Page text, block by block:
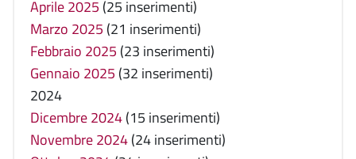
Aprile 2025 (25 inserimenti)
Marzo 2025 (21 inserimenti)
Febbraio 2025 (23 inserimenti)
Gennaio 2025 (32 inserimenti)
2024
Dicembre 2024(15 inserimenti)
Novembre 2024(24 inserimenti)